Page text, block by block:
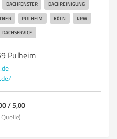
DACHFENSTER DACHREINIGUNG
PULHEIM KÖLN NRW
DACHSERVICE
Pulheim
/ 5,00